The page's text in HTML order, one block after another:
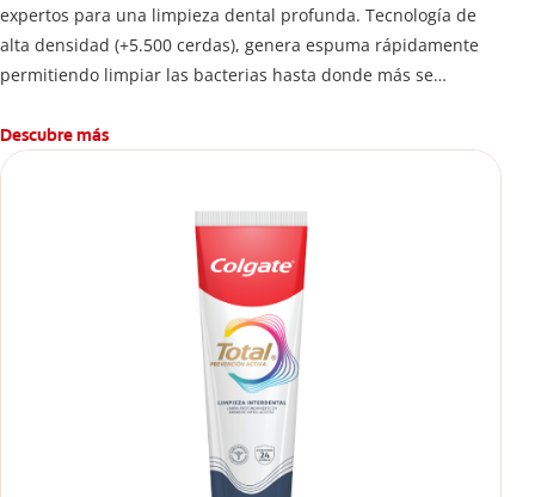
expertos para una limpieza dental profunda. Tecnología de
alta densidad (+5.500 cerdas), genera espuma rápidamente
permitiendo limpiar las bacterias hasta donde más se
Descubre más